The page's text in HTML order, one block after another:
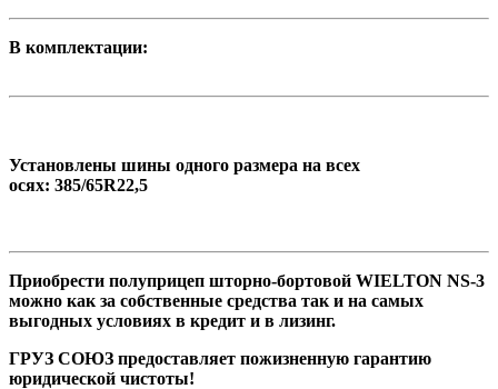
В комплектации:
Установлены шины одного размера на всех
осях: 385/65R22,5
Приобрести полуприцеп шторно-бортовой WIELTON NS-3
можно как за собственные средства так и на самых
выгодных условиях в кредит и в лизинг.
ГРУЗ СОЮЗ предоставляет пожизненную гарантию
юридической чистоты!